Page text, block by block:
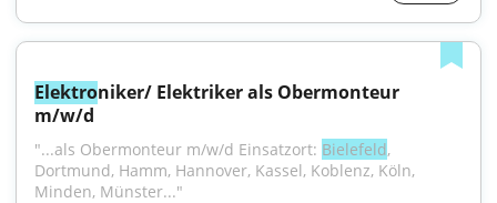
Elektroniker/ Elektriker als Obermonteur
m/w/d
"...als Obermonteur m/w/d Einsatzort: Bielefeld,
Dortmund, Hamm, Hannover, Kassel, Koblenz, Köln,
Minden, Münster..."